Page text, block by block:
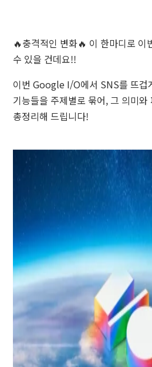
🔥충격적인 변화🔥 이 한마디로
수 있을 건데요!!
이번 Google I/O에서 SNS를 뜨겁
기능들을 주제별로 묶어, 그 의미와
총정리해 드립니다!